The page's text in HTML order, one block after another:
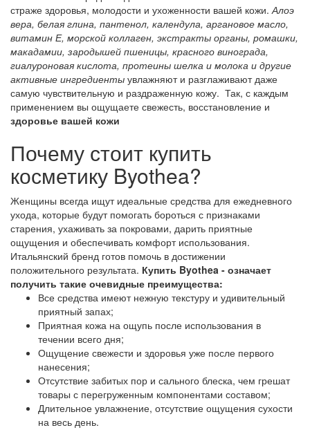
страже здоровья, молодости и ухоженности вашей кожи.Алоэ
вера, белая глина, пантенол, календула, аргановое масло,
витамин Е, морской коллаген, экстракты органы, ромашки,
макадамии, зародышей пшеницы, красного винограда,
гиалуроновая кислота, протеины шелка и молока и другие
активные ингредиенты увлажняют и разглаживают даже
самую чувствительную и раздраженную кожу. Так, с каждым
применением вы ощущаете свежесть, восстановление и
здоровье вашей кожи
Почему стоит купить
косметику Byothea?
Женщины всегда ищут идеальные средства для ежедневного
ухода, которые будут помогать бороться с признаками
старения, ухаживать за покровами, дарить приятные
ощущения и обеспечивать комфорт использования.
Итальянский бренд готов помочь в достижении
положительного результата. Купить Byothea - означает
получить такие очевидные преимущества:
Все средства имеют нежную текстуру и удивительный
приятный запах;
Приятная кожа на ощупь после использования в
течении всего дня;
Ощущение свежести и здоровья уже после первого
нанесения;
Отсутствие забитых пор и сального блеска, чем грешат
товары с перегруженным компонентами составом;
Длительное увлажнение, отсутствие ощущения сухости
на весь день.